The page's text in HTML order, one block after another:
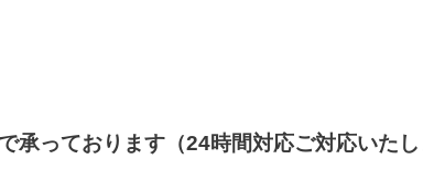
承っております（24時間対応ご対応いたし